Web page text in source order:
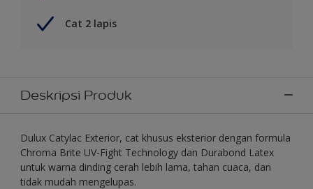
Cat 2 lapis
Deskripsi Produk
Dulux Catylac Exterior, cat khusus eksterior dengan formula
Chroma Brite UV-Fight Technology dan Durabond Latex
untuk warna dinding cerah lebih lama, tahan cuaca, dan
tidak mudah mengelupas.